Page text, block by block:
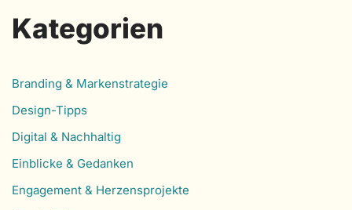
Kategorien
Branding & Markenstrategie
Design-Tipps
Digital & Nachhaltig
Einblicke & Gedanken
Engagement & Herzensprojekte